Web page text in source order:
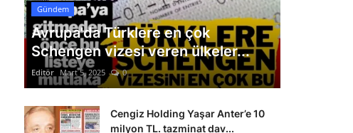
Gündem
Avrupa'da Türklere en çok
Schengen vizesi veren ülkeler...
Editör Mart 5, 2025 0
Cengiz Holding Yaşar Anter’e 10
milyon TL. tazminat dav...